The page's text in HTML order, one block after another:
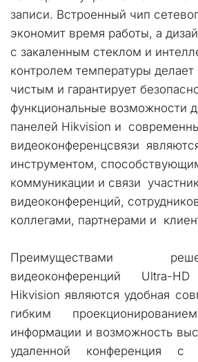
записи. Встроенный чип
экономит время работы, а
с закаленным стеклом и
контролем температуры делает
чистым и гарантирует
функциональные возможности
панелей Hikvision и
видеоконференцсвязи
инструментом,
коммуникации и связи
видеоконференций,
коллегами, партнерами и
Преимуществами
видеоконференций Ultra-
Hikvision являются удобная
гибким
информации и возможность
удаленной конференция с